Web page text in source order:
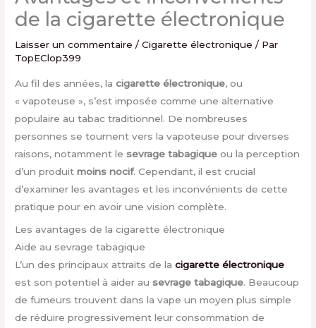
de la cigarette électronique
Laisser un commentaire /Cigarette électronique / Par
TopEClop399
Au fil des années, lacigarette électronique, ou
« vapoteuse », s’est imposée comme une alternative
populaire au tabac traditionnel. De nombreuses
personnes se tournent vers la vapoteuse pour diverses
raisons, notamment lesevrage tabagique ou la perception
d’un produitmoins nocif. Cependant, il est crucial
d’examiner les avantages et les inconvénients de cette
pratique pour en avoir une vision complète.
Les avantages de la cigarette électronique
Aide au sevrage tabagique
L’un des principaux attraits de lacigarette électronique
est son potentiel à aider ausevrage tabagique. Beaucoup
de fumeurs trouvent dans la vape un moyen plus simple
de réduire progressivement leur consommation de